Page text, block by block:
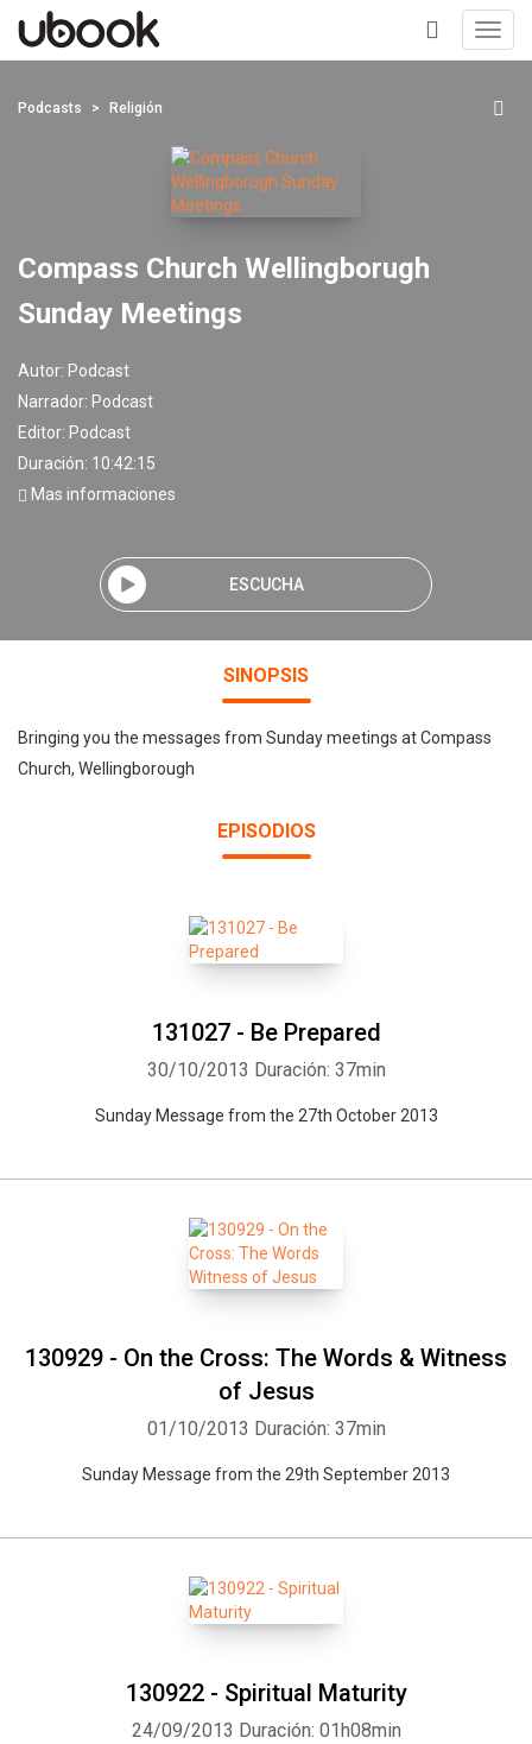
+
Podcasts Religión
Compass Church Wellingborugh
Sunday Meetings
Autor: Podcast
Narrador: Podcast
Editor: Podcast
Duración: 10:42:15
Mas informaciones
ESCUCHA
SINOPSIS
Bringing you the messages from Sunday meetings at Compass
Church, Wellingborough
EPISODIOS
131027 - Be Prepared
30/10/2013 Duración: 37min
Sunday Message from the 27th October 2013
130929 - On the Cross: The Words & Witness
of Jesus
01/10/2013 Duración: 37min
Sunday Message from the 29th September 2013
130922 - Spiritual Maturity
24/09/2013 Duración: 01h08min